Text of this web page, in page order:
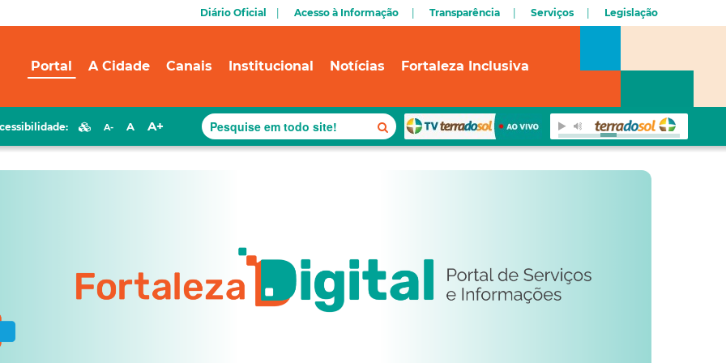
Diário Oficial Acesso à Informação Transparência Serviços Legislação
Portal A Cidade Canais Institucional Notícias Fortaleza Inclusiva
A- A A+